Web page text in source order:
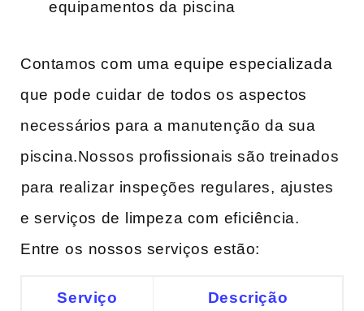
equipamentos da ‌piscina
Contamos com uma equipe especializada
que⁤ pode‌ cuidar⁤ de todos os aspectos
necessários para a‌ manutenção da sua
piscina.Nossos profissionais são treinados
⁣para realizar ⁤inspeções regulares, ⁤ajustes
e serviços de ⁢limpeza‍ com ⁣eficiência.
Entre⁤ os⁤ nossos serviços‌ estão:
Serviço Descrição